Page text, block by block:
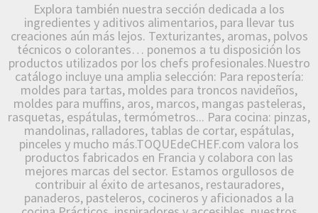
Explora también nuestra sección dedicada a los
ingredientes y aditivos alimentarios, para llevar tus
creaciones aún más lejos. Texturizantes, aromas, polvos
técnicos o colorantes… ponemos a tu disposición los
productos utilizados por los chefs profesionales.Nuestro
catálogo incluye una amplia selección: Para repostería:
moldes para tartas, moldes para troncos navideños,
moldes para muffins, aros, marcos, mangas pasteleras,
rasquetas, espátulas, termómetros... Para cocina: pinzas,
mandolinas, ralladores, tablas de cortar, espátulas,
pinceles y mucho más.TOQUEdeCHEF.com valora los
productos fabricados en Francia y colabora con las
mejores marcas del sector. Estamos orgullosos de
contribuir al éxito de artesanos, restauradores,
panaderos, pasteleros, cocineros y aficionados a la